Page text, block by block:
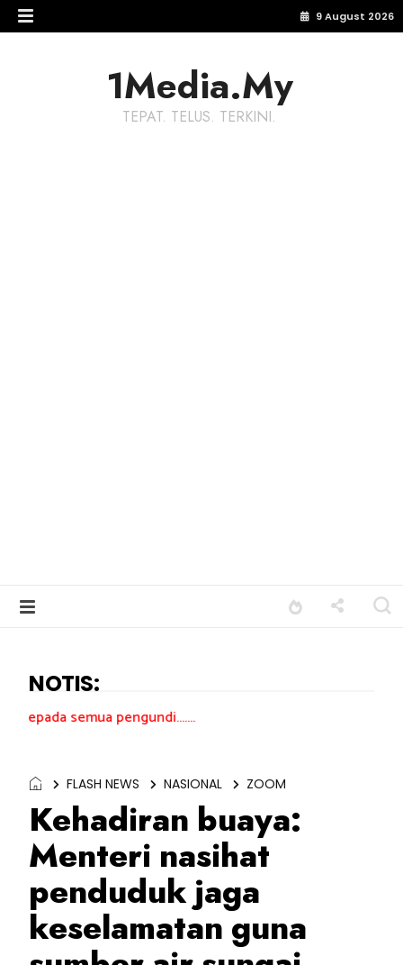
9 August 2026
1Media.My
TEPAT. TELUS. TERKINI.
NOTIS:
pengundi.......
FLASH NEWS NASIONAL ZOOM
Kehadiran buaya:
Menteri nasihat
penduduk jaga
keselamatan guna